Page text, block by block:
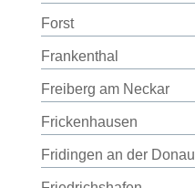
Forst
Frankenthal
Freiberg am Neckar
Frickenhausen
Fridingen an der Donau